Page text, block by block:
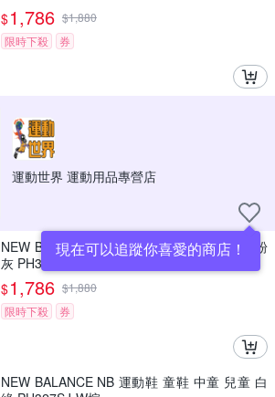
$1,786 $1,880
限時下殺
券
運動世界 運動用品專營店
現在可以追蹤你喜愛的商店！
NEW BALANCE NB 運動鞋 童鞋 中童 兒童 粉
灰 PH370AK-W楦
$1,786 $1,880
限時下殺
券
NEW BALANCE NB 運動鞋 童鞋 中童 兒童 白